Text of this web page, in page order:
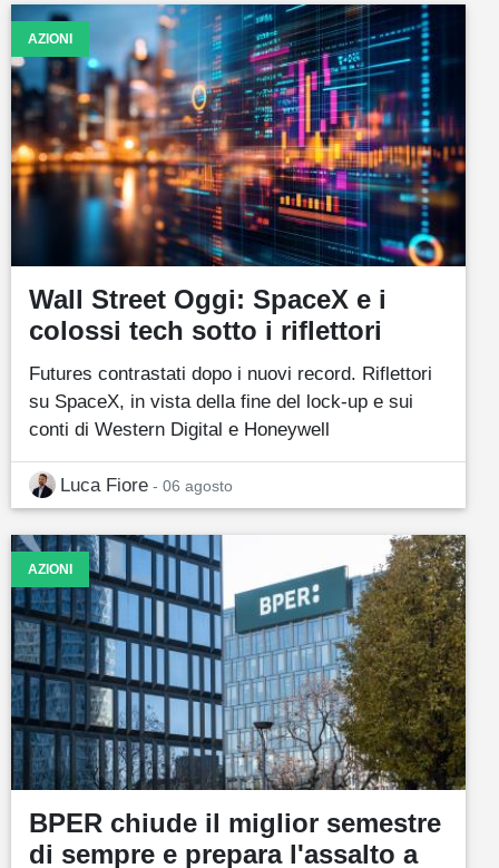
AZIONI
Wall Street Oggi: SpaceX e i
colossi tech sotto i riflettori
Futures contrastati dopo i nuovi record. Riflettori
su SpaceX, in vista della fine del lock-up e sui
conti di Western Digital e Honeywell
Luca Fiore - 06 agosto
AZIONI
BPER chiude il miglior semestre
di sempre e prepara l'assalto a